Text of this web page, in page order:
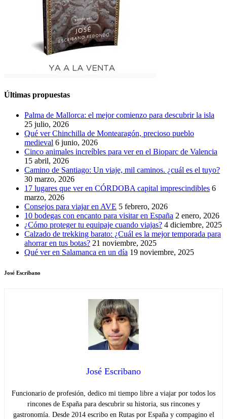
Últimas propuestas
Palma de Mallorca: el mejor comienzo para descubrir la isla
25 julio, 2026
Qué ver Chinchilla de Montearagón, precioso pueblo
medieval 6 junio, 2026
Cinco animales increíbles para ver en el Bioparc de Valencia
15 abril, 2026
Camino de Santiago: Un viaje, mil caminos. ¿cuál es el tuyo?
30 marzo, 2026
17 lugares que ver en CÓRDOBA capital imprescindibles 6
marzo, 2026
Consejos para viajar en AVE 5 febrero, 2026
10 bodegas con encanto para visitar en España 2 enero, 2026
¿Cómo proteger tu equipaje cuando viajas? 4 diciembre, 2025
Calzado de trekking barato: ¿Cuál es la mejor temporada para
ahorrar en tus botas? 21 noviembre, 2025
Qué ver en Salamanca en un día 19 noviembre, 2025
José Escribano
José Escribano
Funcionario de profesión, dedico mi tiempo libre a viajar por todos los
rincones de España para descubrir su historia, sus rincones y
gastronomía. Desde 2014 escribo en Rutas por España y compagino el